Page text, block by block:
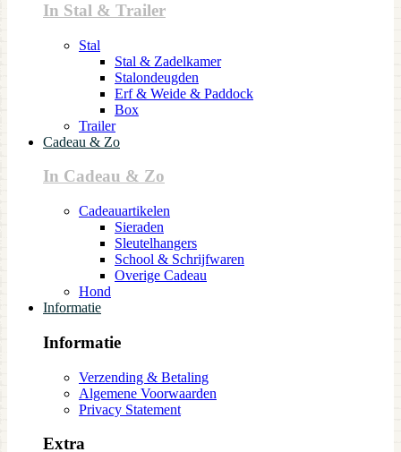
In Stal & Trailer
Stal
Stal & Zadelkamer
Stalondeugden
Erf & Weide & Paddock
Box
Trailer
Cadeau & Zo
In Cadeau & Zo
Cadeauartikelen
Sieraden
Sleutelhangers
School & Schrijfwaren
Overige Cadeau
Hond
Informatie
Informatie
Verzending & Betaling
Algemene Voorwaarden
Privacy Statement
Extra